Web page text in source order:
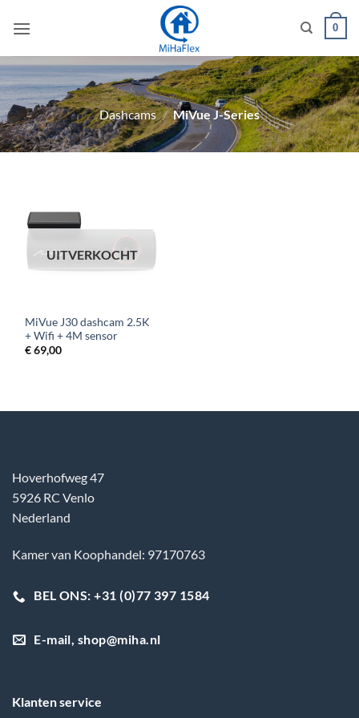
naar
0
Dashcams / MiVue J-Series
UITVERKOCHT
MiVue J30 dashcam 2.5K
+ Wifi + 4M sensor
€69,00
Hoverhofweg 47
5926 RC Venlo
Nederland
Kamer van Koophandel: 97170763
BEL ONS: +31 (0)77 397 1584
E-mail, shop@miha.nl
Klanten service